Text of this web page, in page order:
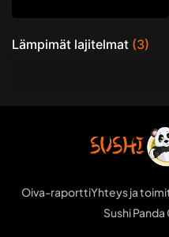
Lämpimät lajitelmat (3)
Oiva-raporttiYhteys ja
Sushi